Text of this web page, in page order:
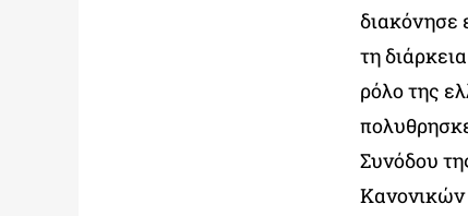
διακόνησε
τη
ρόλο της
Συνόδου